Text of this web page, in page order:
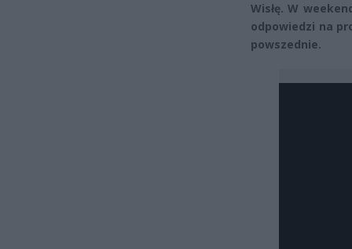
Wisłę. W
odpowiedzi na
powszednie.